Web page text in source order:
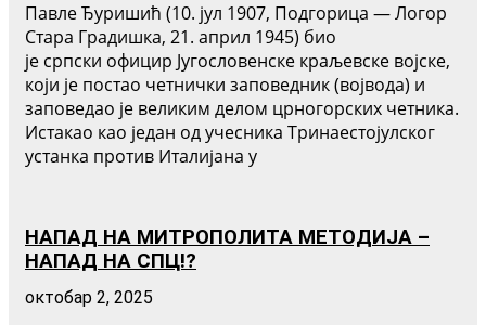
Павле Ђуришић (10. јул 1907, Подгорица — Логор
Стара Градишка, 21. април 1945) био
је српски официр Југословенске краљевске војске,
који је постао четнички заповедник (војвода) и
заповедао је великим делом црногорских четника.
Истакао као један од учесника Тринаестојулског
устанка против Италијана у
НАПАД НА МИТРОПОЛИТА МЕТОДИЈА –
НАПАД НА СПЦ!?
октобар 2, 2025